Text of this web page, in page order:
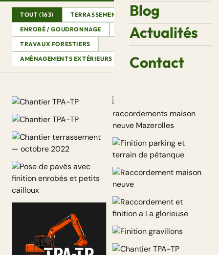
Blog
Actualités
Contact
TOUT (163) TERRASSEMENT
ASSAINISSEMENT
ENROBÉ / GOUDRONNAGE
DÉMOLITION
VRD
TRAVAUX FORESTIERS
AMÉNAGEMENTS EXTÉRIEURS
VIDÉOS AUTRE
Chantier terrassement —
octobre 2022
enrobés et petits cailloux
2022
Finitions raccordements
maison neuve Mazerolles
Finition parking et terrain de
Raccordement maison neuve
Raccordement et finition a La
Finition gravillons